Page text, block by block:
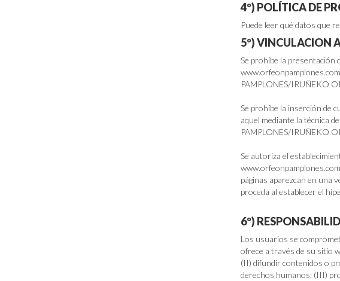
4º) POLÍTICA DE
Puede leer qué datos que
5º) VINCULACION
Se prohíbe la presentación
PAMPLONES/IRUÑEKO
Se prohíbe la inserción de
aquel mediante la técnica
PAMPLONES/IRUÑEKO
Se autoriza el
páginas aparezcan en una
proceda al establecer el
6º)
Los usuarios se
ofrece a través de su sitio
(II) difundir contenidos o
derechos humanos; (III)